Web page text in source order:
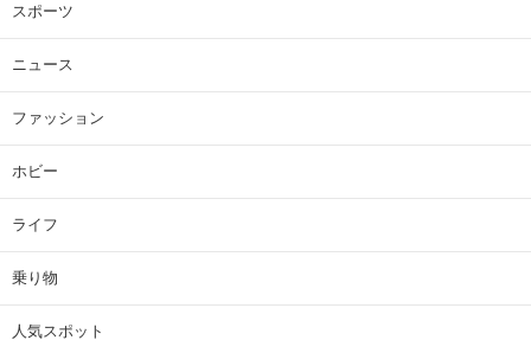
スポーツ
ニュース
ファッション
ホビー
ライフ
乗り物
人気スポット